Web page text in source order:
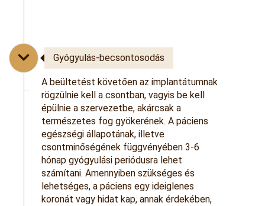
A beültetést követően az implantátumnak
rögzülnie kell a csontban, vagyis be kell
épülnie a szervezetbe, akárcsak a
természetes fog gyökerének. A páciens
egészségi állapotának, illetve
csontminőségének függvényében 3-6
hónap gyógyulási periódusra lehet
számítani. Amennyiben szükséges és
lehetséges, a páciens egy ideiglenes
koronát vagy hidat kap, annak érdekében,
Gyógyulás-becsontosodás